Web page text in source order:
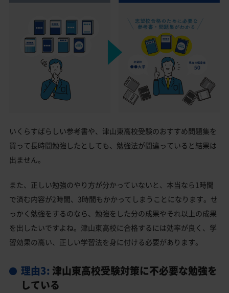
いくらすばらしい参考書や、津山東高校受験のおすすめ問題集を
買って長時間勉強したとしても、勉強法が間違っていると結果は
出ません。
また、正しい勉強のやり方が分かっていないと、本当なら1時間
で済む内容が2時間、3時間もかかってしまうことになります。せ
っかく勉強をするのなら、勉強をした分の成果やそれ以上の成果
を出したいですよね。津山東高校に合格するには効率が良く、学
習効果の高い、正しい学習法を身に付ける必要があります。
理由3: 津山東高校受験対策に不必要な勉強を
している